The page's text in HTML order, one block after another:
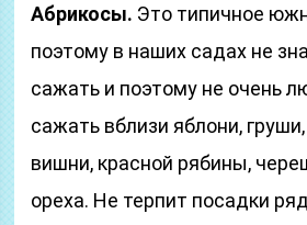
Абрикосы. Это типичное
поэтому в наших садах не
сажать и поэтому не очень
сажать вблизи яблони,
вишни, красной рябины,
ореха. Не терпит посадки